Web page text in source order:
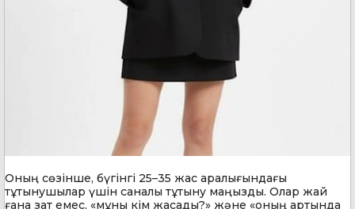
Оның сөзінше, бүгінгі 25–35 жас аралығындағы
тұтынушылар үшін саналы тұтыну маңызды. Олар жай
ғана зат емес, «мұны кім жасады?» және «оның артында